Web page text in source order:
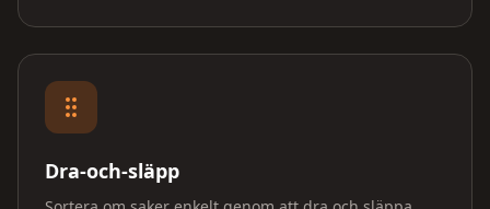
Dra-och-släpp